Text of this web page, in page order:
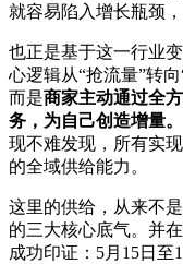
就容易陷入增长瓶颈
也正是基于这一行业
心逻辑从“抢流量”转
而是商家主动通过全
务，为自己创造增量。
现不难发现，所有实
的全域供给能力。
这里的供给，从来不
的三大核心底气。并
成功印证：5月15日至